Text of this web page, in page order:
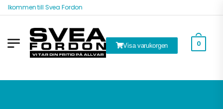
till Svea Fordon
Visa varukorgen 0